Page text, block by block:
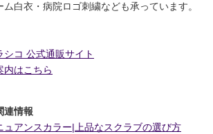
白衣・病院ロゴ刺繍なども承っています。
コ 公式通販サイト
内はこちら
連情報
アンスカラー|上品なスクラブの選び方